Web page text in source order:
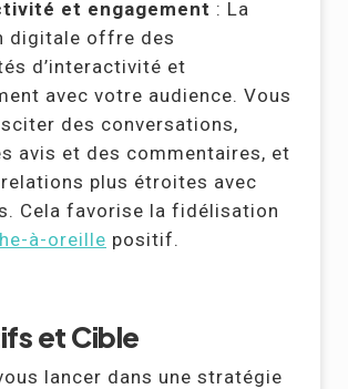
et engagement : La
digitale offre des
d’interactivité et
avec votre audience. Vous
des conversations,
avis et des commentaires, et
plus étroites avec
Cela favorise la fidélisation
à-oreille positif.
et Cible
lancer dans une stratégie